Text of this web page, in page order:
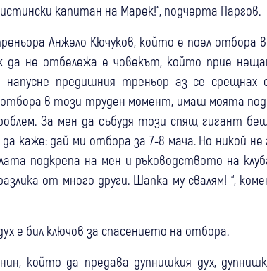
капитан на Марек!“, подчерта Паргов.
Анжело Кючуков, който е поел отбора
да не отбележа е човекът, който прие
напусне предишния треньор аз се
в този труден момент, имаш моята
За мен да събудя този спящ гигант
каже: дай ми отбора за 7-8 мача. Но никой
подкрепа на мен и ръководството на
от много други. Шапка му свалям! “,
е бил ключов за спасението на отбора.
който да предава дупнишкия дух,